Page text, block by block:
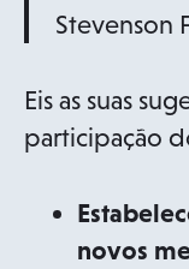
Stevenson
Eis as suas
participação
novos